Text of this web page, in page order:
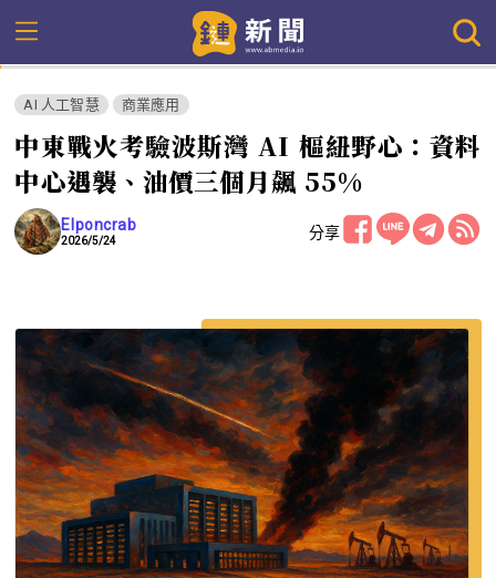
AI 人工智慧 商業應用
中東戰火考驗波斯灣 AI 樞紐野心：資料
中心遇襲、油價三個月飆 55%
Elponcrab
2026/5/24 分享